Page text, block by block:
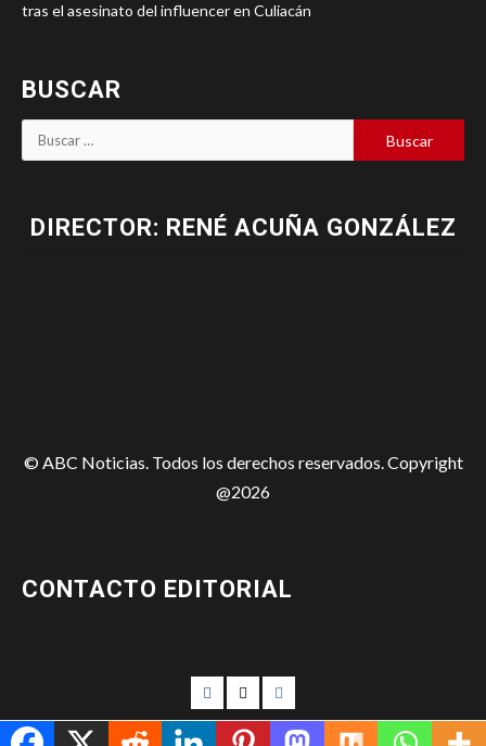
tras el asesinato del influencer en Culiacán
BUSCAR
DIRECTOR: RENÉ ACUÑA GONZÁLEZ
© ABC Noticias. Todos los derechos reservados. Copyright
@2026
CONTACTO EDITORIAL